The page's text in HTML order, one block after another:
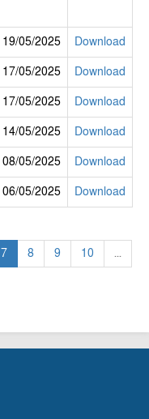
19/05/2025
Download
17/05/2025
Download
17/05/2025
Download
14/05/2025
Download
08/05/2025
Download
06/05/2025 Download
7 8 9 10
...